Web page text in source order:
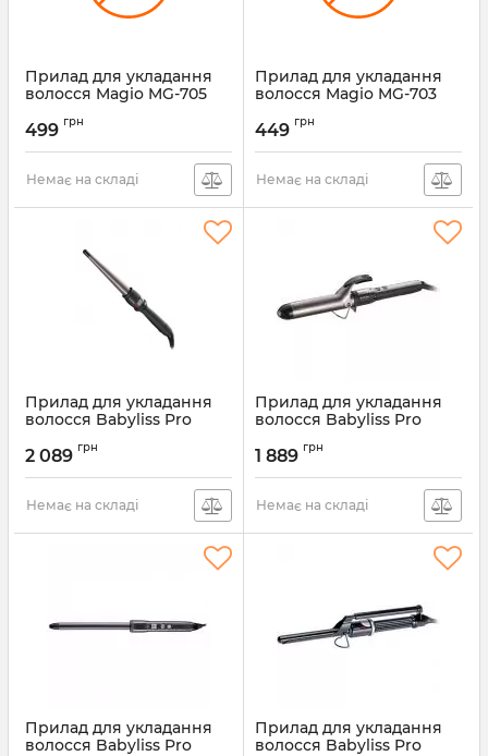
Прилад для укладання
волосся Magio MG-705
499 грн
Немає на складі
Прилад для укладання
волосся Magio MG-703
449 грн
Немає на складі
Прилад для укладання
волосся Babyliss Pro
Артикул: BAB2280TTE
2 089 грн
Немає на складі
Прилад для укладання
волосся Babyliss Pro
Артикул:
1 889 грн
Немає на складі
Прилад для укладання
волосся Babyliss Pro
Прилад для укладання
волосся Babyliss Pro